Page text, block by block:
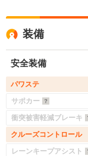
装備
安全装備
パワステ
サポカー
衝突被害軽減ブレーキ
クルーズコントロール
レーンキープアシスト